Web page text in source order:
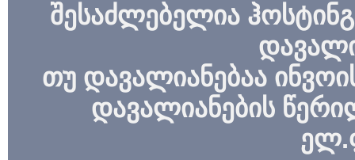
შესაძლებელია
თუ დავალიანებაა
დავალიანების